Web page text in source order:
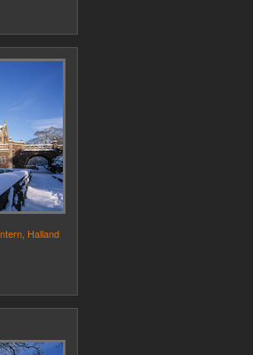
Halland